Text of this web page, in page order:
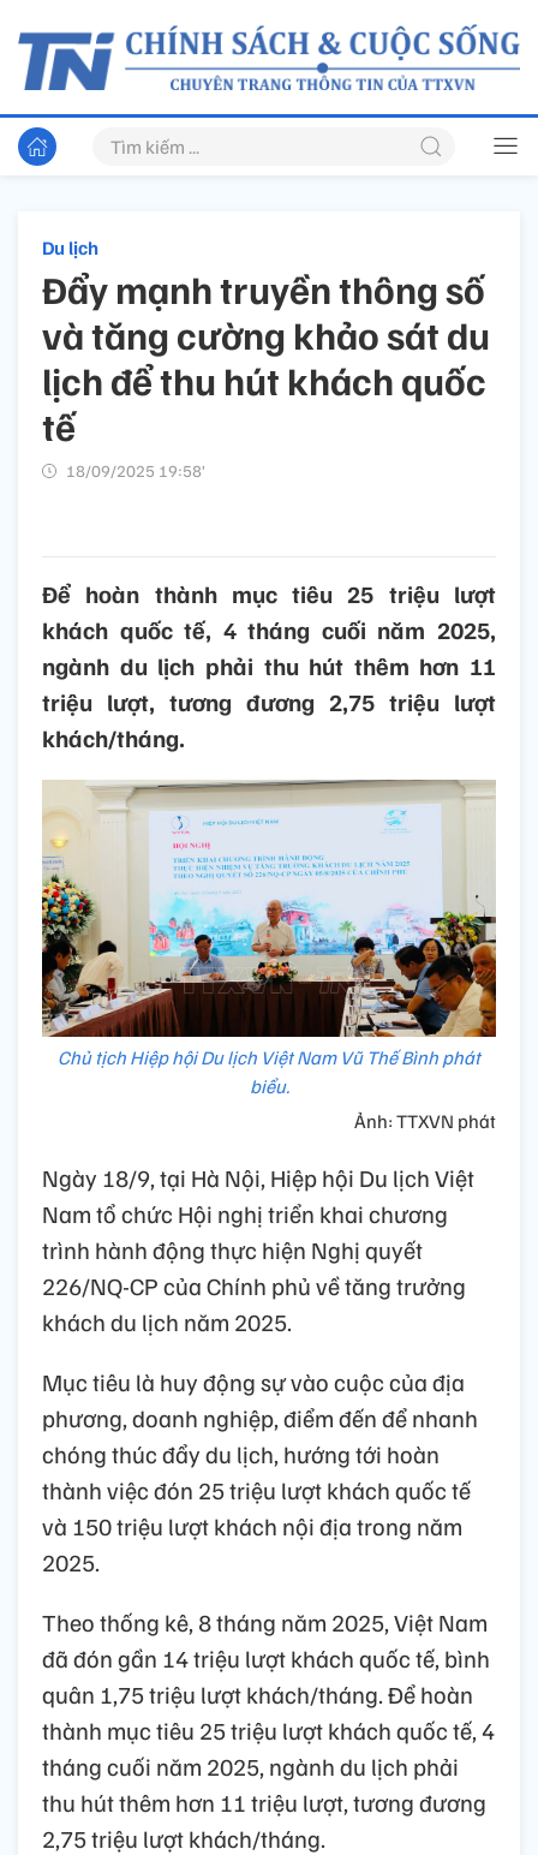
Du lịch
Đẩy mạnh truyền thông số
và tăng cường khảo sát du
lịch để thu hút khách quốc
tế
18/09/2025 19:58’
Để hoàn thành mục tiêu 25 triệu lượt
khách quốc tế, 4 tháng cuối năm 2025,
ngành du lịch phải thu hút thêm hơn 11
triệu lượt, tương đương 2,75 triệu lượt
khách/tháng.
Chủ tịch Hiệp hội Du lịch Việt Nam Vũ Thế Bình phát
biểu.
Ảnh: TTXVN phát
Ngày 18/9, tại Hà Nội, Hiệp hội Du lịch Việt
Nam tổ chức Hội nghị triển khai chương
trình hành động thực hiện Nghị quyết
226/NQ-CP của Chính phủ về tăng trưởng
khách du lịch năm 2025.
Mục tiêu là huy động sự vào cuộc của địa
phương, doanh nghiệp, điểm đến để nhanh
chóng thúc đẩy du lịch, hướng tới hoàn
thành việc đón 25 triệu lượt khách quốc tế
và 150 triệu lượt khách nội địa trong năm
2025.
Theo thống kê, 8 tháng năm 2025, Việt Nam
đã đón gần 14 triệu lượt khách quốc tế, bình
quân 1,75 triệu lượt khách/tháng. Để hoàn
thành mục tiêu 25 triệu lượt khách quốc tế, 4
tháng cuối năm 2025, ngành du lịch phải
thu hút thêm hơn 11 triệu lượt, tương đương
2,75 triệu lượt khách/tháng.